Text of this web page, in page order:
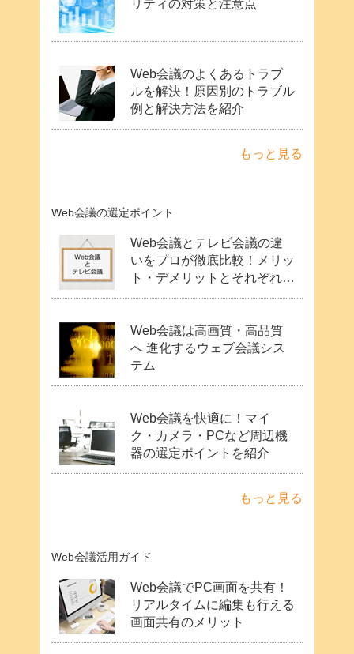
リティの対策と注意点
Web会議のよくあるトラブ
ルを解決！原因別のトラブル
例と解決方法を紹介
もっと見る
Web会議の選定ポイント
Web会議とテレビ会議の違
いをプロが徹底比較！メリッ
ト・デメリットとそれぞれの
費用や機能・用途
Web会議は高画質・高品質
へ 進化するウェブ会議シス
テム
Web会議を快適に！マイ
ク・カメラ・PCなど周辺機
器の選定ポイントを紹介
もっと見る
Web会議活用ガイド
Web会議でPC画面を共有！
リアルタイムに編集も行える
画面共有のメリット